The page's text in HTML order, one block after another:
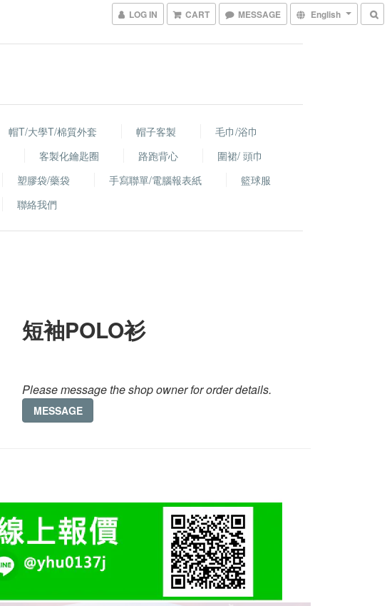
LOG IN CART MESSAGE English
帽T/大學T/棉質外套 帽子客製
毛巾/浴巾
客製化鑰匙圈 路跑背心
圍裙/ 頭巾
塑膠袋/藥袋 手寫聯單/電腦報表紙
籃球服
聯絡我們
短袖POLO衫
Please message the shop owner for order details.
MESSAGE